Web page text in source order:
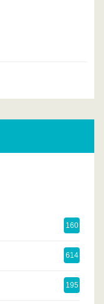
160
614
195